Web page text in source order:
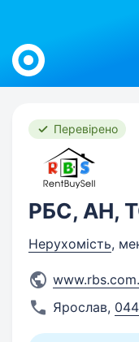
Work.ua
Перевірено
РБС, АН,
Нерухомість,
Ярослав,